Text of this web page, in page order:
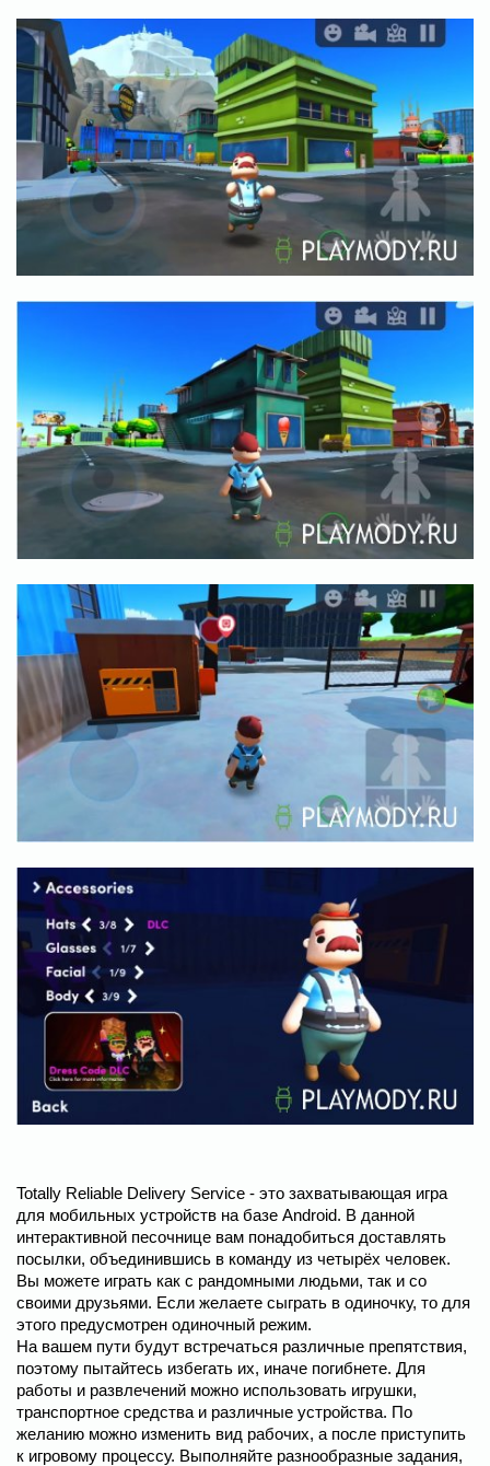
Totally Reliable Delivery Service - это захватывающая игра
для мобильных устройств на базе Android. В данной
интерактивной песочнице вам понадобиться доставлять
посылки, объединившись в команду из четырёх человек.
Вы можете играть как с рандомными людьми, так и со
своими друзьями. Если желаете сыграть в одиночку, то для
этого предусмотрен одиночный режим.
На вашем пути будут встречаться различные препятствия,
поэтому пытайтесь избегать их, иначе погибнете. Для
работы и развлечений можно использовать игрушки,
транспортное средства и различные устройства. По
желанию можно изменить вид рабочих, а после приступить
к игровому процессу. Выполняйте разнообразные задания,